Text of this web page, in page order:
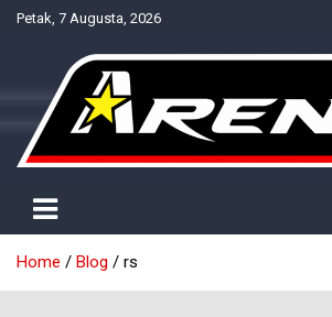
SkipPetak, 7 Augusta, 2026
NTV Arena
Home Blog rs